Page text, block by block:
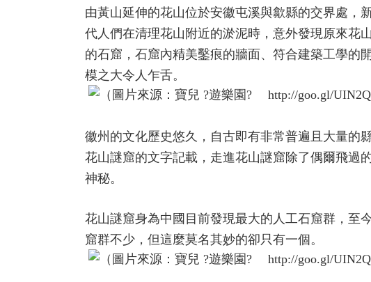
由黃山延伸的花山位於安徽屯溪與歙縣的交界處，
代人們在清理花山附近的淤泥時，意外發現原來花
的石窟，石窟內精美鑿痕的牆面、符合建築工學的
模之大令人乍舌。
徽州的文化歷史悠久，自古即有非常普遍且大量的
花山謎窟的文字記載，走進花山謎窟除了偶爾飛過
神秘。
花山謎窟身為中國目前發現最大的人工石窟群，至
窟群不少，但這麼莫名其妙的卻只有一個。